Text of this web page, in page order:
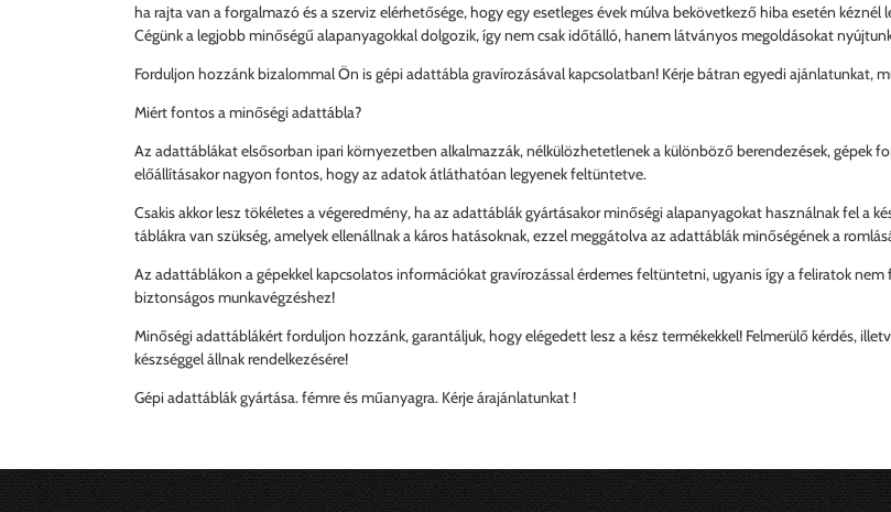
ha rajta van a forgalmazó és a szerviz elérhetősége, hogy egy esetleges évek múlva bekövetkező hiba esetén
Cégünk a legjobb minőségű alapanyagokkal dolgozik, így nem csak időtálló, hanem látványos megoldásokat
Forduljon hozzánk bizalommal Ön is gépi adattábla gravírozásával kapcsolatban! Kérje bátran egyedi ajánlatunkat,
Miért fontos a minőségi adattábla?
Az adattáblákat elsősorban ipari környezetben alkalmazzák, nélkülözhetetlenek a különböző berendezések, gépek
előállításakor nagyon fontos, hogy az adatok átláthatóan legyenek feltüntetve.
Csakis akkor lesz tökéletes a végeredmény, ha az adattáblák gyártásakor minőségi alapanyagokat használnak fel a
táblákra van szükség, amelyek ellenállnak a káros hatásoknak, ezzel meggátolva az adattáblák minőségének a
Az adattáblákon a gépekkel kapcsolatos információkat gravírozással érdemes feltüntetni, ugyanis így a feliratok
biztonságos munkavégzéshez!
Minőségi adattáblákért forduljon hozzánk, garantáljuk, hogy elégedett lesz a kész termékekkel! Felmerülő kérdés,
készséggel állnak rendelkezésére!
Gépi adattáblák gyártása. fémre és műanyagra. Kérje árajánlatunkat !